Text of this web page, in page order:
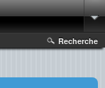
Recherche